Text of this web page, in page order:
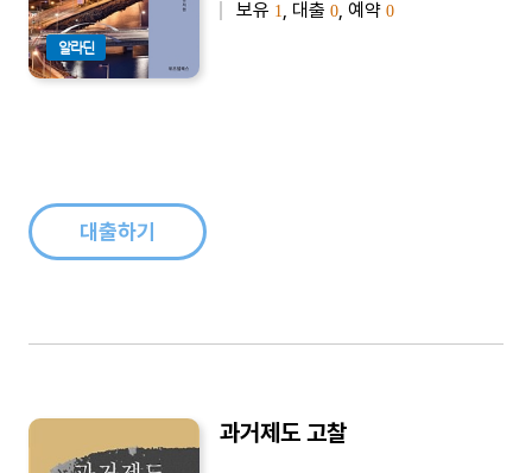
알라딘
보유 1 , 대출 0 , 예약 0
대출하기
과거제도 고찰